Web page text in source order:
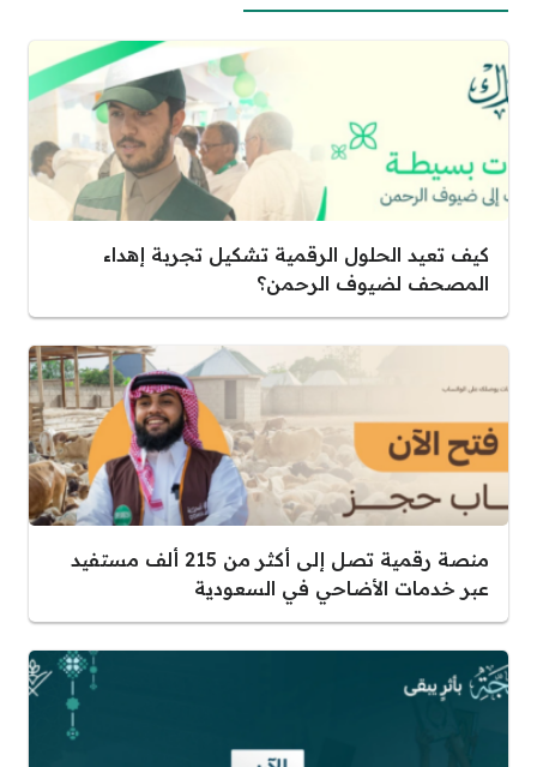
كيف تعيد الحلول الرقمية تشكيل تجربة إهداء
المصحف لضيوف الرحمن؟
منصة رقمية تصل إلى أكثر من 215 ألف مستفيد
عبر خدمات الأضاحي في السعودية